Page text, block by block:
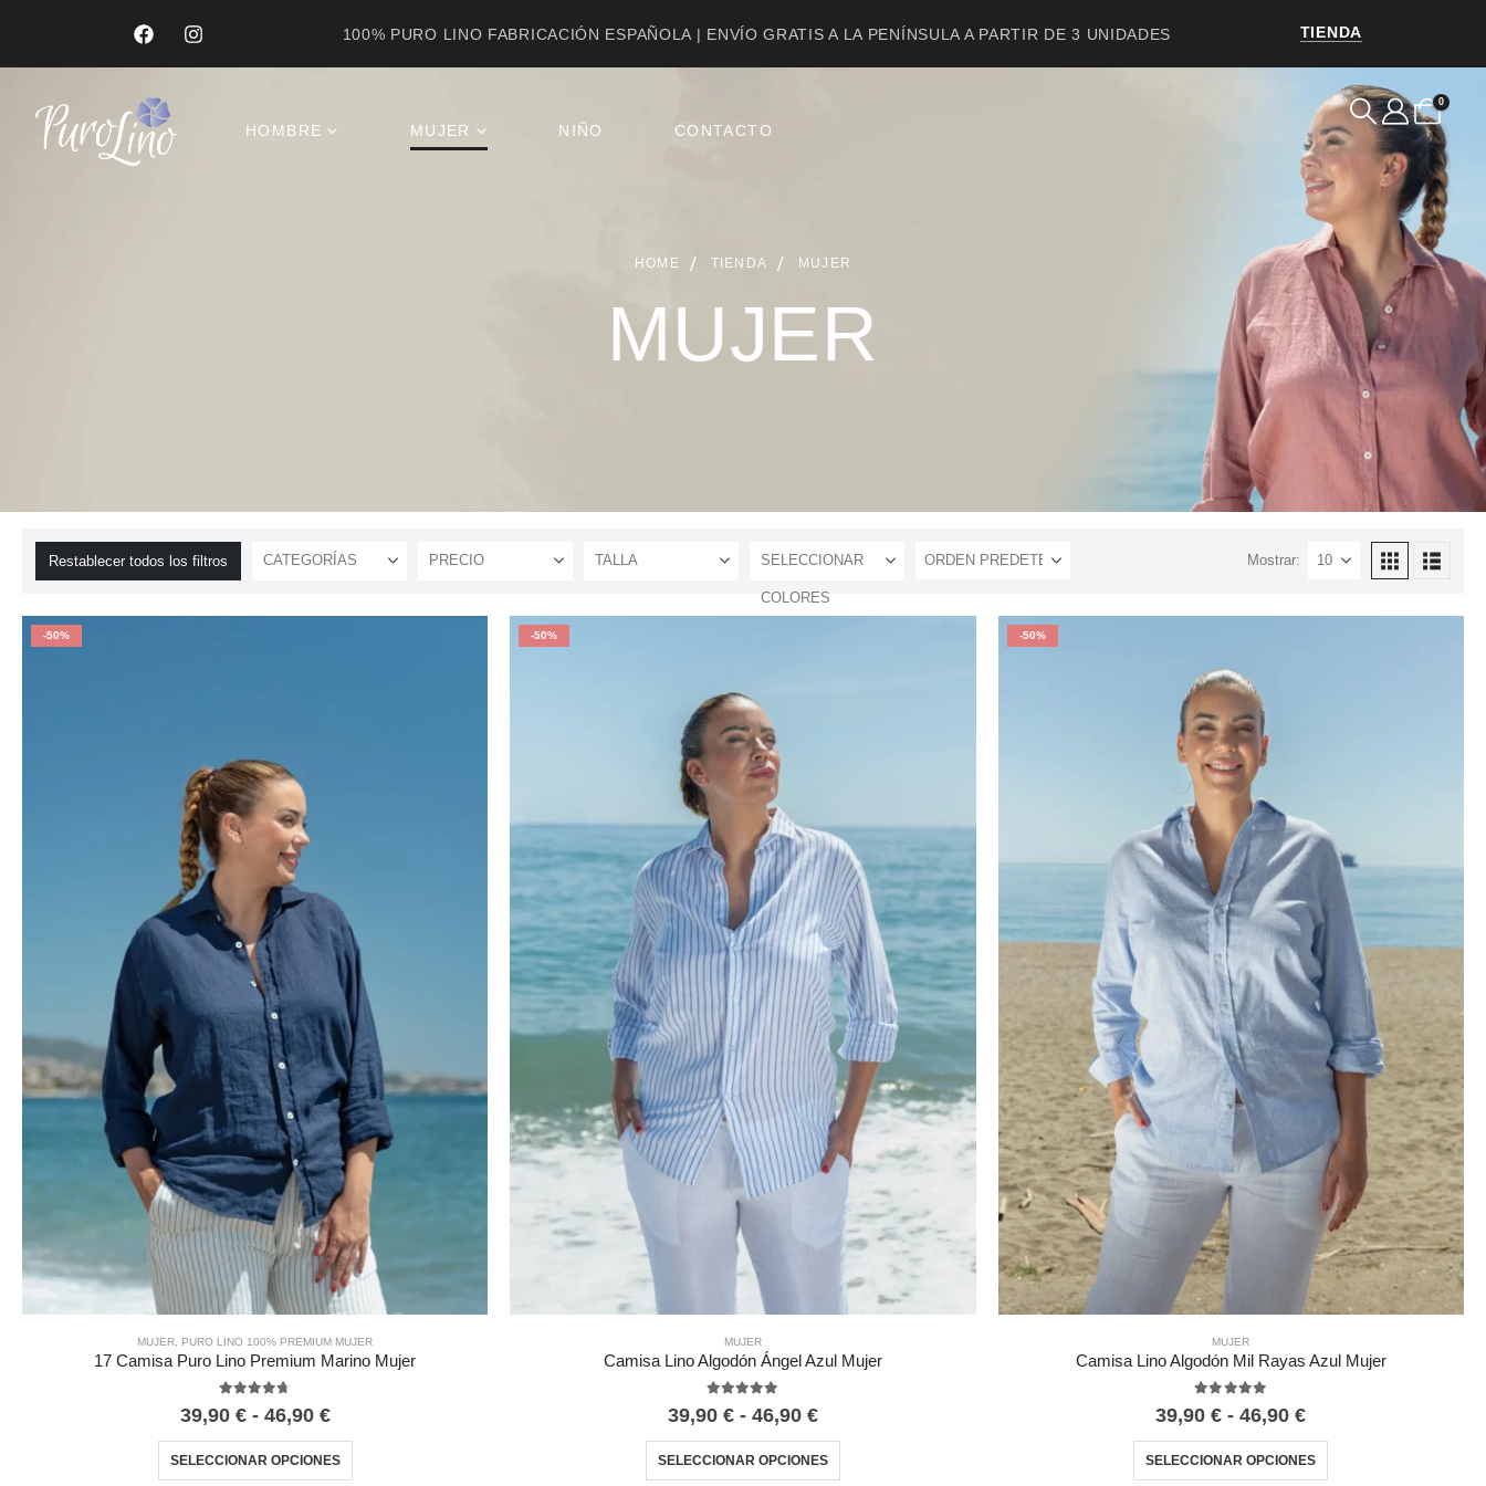
100% PURO LINO FABRICACIÓN ESPAÑOLA | ENVÍO GRATIS A LA PENÍNSULA A PARTIR DE 3 UNIDADES TIENDA
HOMBRE MUJER NIÑO CONTACTO
0
HOME TIENDA MUJER
MUJER
Restablecer todos los filtros CATEGORÍAS PRECIO TALLA SELECCIONAR
COLORES
Mostrar:
-50%
MUJER, PURO LINO 100% PREMIUM MUJER
17 Camisa Puro Lino Premium Marino Mujer
39,90 € - 46,90 €
SELECCIONAR OPCIONES
-50%
MUJER
Camisa Lino Algodón Ángel Azul Mujer
39,90 € - 46,90 €
SELECCIONAR OPCIONES
-50%
MUJER
Camisa Lino Algodón Mil Rayas Azul Mujer
39,90€ - 46,90€
SELECCIONAR OPCIONES